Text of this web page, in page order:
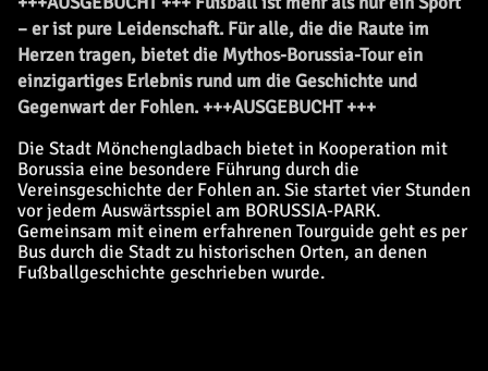
– er ist pure Leidenschaft. Für alle, die die Raute im
Herzen tragen, bietet die Mythos-Borussia-Tour ein
einzigartiges Erlebnis rund um die Geschichte und
Gegenwart der Fohlen. +++AUSGEBUCHT +++
Die Stadt Mönchengladbach bietet in Kooperation mit
Borussia eine besondere Führung durch die
Vereinsgeschichte der Fohlen an. Sie startet vier Stunden
vor jedem Auswärtsspiel am BORUSSIA-PARK.
Gemeinsam mit einem erfahrenen Tourguide geht es per
Bus durch die Stadt zu historischen Orten, an denen
Fußballgeschichte geschrieben wurde.